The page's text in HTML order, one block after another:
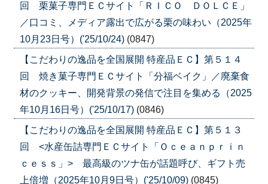
回 栗菓子専門ＥＣサイト「ＲＩＣＯ ＤＯＬＣＥ」
／口コミ、メディア露出で広がる栗の味わい（2025年
10月23日号）('25/10/24) (0847)
【こだわりの逸品を全国展開 特産品ＥＣ】第５１４
回 焼き菓子専門ＥＣサイト「分福ベイク」／廃棄食
材のクッキー、開発背景の発信で注目を集める（2025
年10月16日号）('25/10/17) (0846)
【こだわりの逸品を全国展開 特産品ＥＣ】第５１３
回 <水産缶詰専門ＥＣサイト「Ｏｃｅａｎｐｒｉｎ
ｃｅｓｓ」> 最高級のツナ缶が話題呼び、ギフト売
上倍増（2025年10月9日号）('25/10/09) (0845)